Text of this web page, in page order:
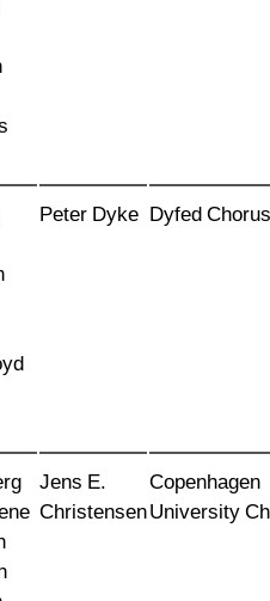
Peter Dyke Dyfed Chorus
Jens E.
Christensen
Copenhagen
University